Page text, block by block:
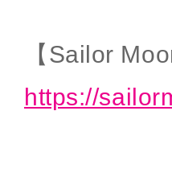
【Sailor
https://